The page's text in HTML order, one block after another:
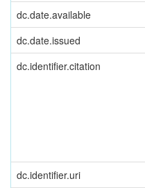
dc.date.available
dc.date.issued
dc.identifier.citation
dc.identifier.uri